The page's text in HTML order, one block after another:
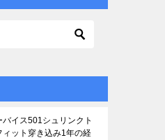
バイス501シュリンクト
ィット穿き込み1年の経